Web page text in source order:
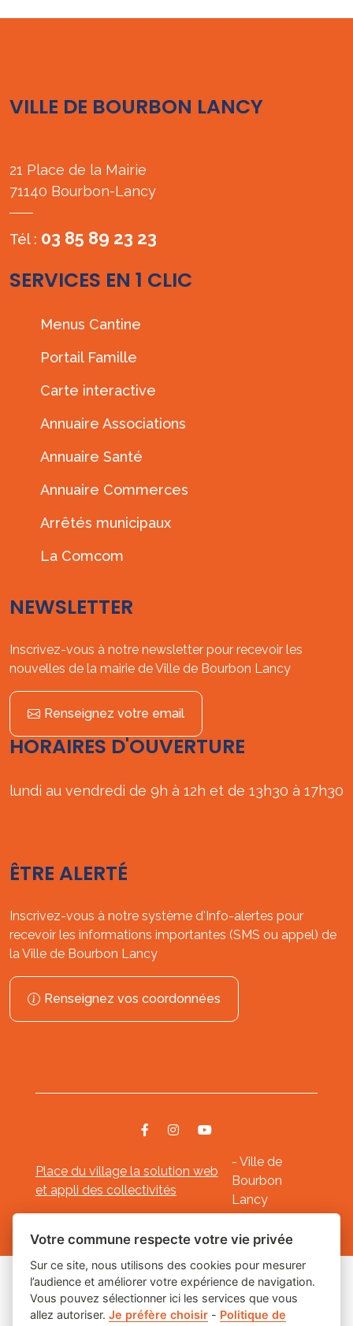
VILLE DE BOURBON LANCY
21 Place de la Mairie
71140 Bourbon-Lancy
Tél : 03 85 89 23 23
SERVICES EN 1 CLIC
Menus Cantine
Portail Famille
Carte interactive
Annuaire Associations
Annuaire Santé
Annuaire Commerces
Arrêtés municipaux
La Comcom
NEWSLETTER
Inscrivez-vous à notre newsletter pour recevoir les
nouvelles de la mairie de Ville de Bourbon Lancy
Renseignez votre email
HORAIRES D'OUVERTURE
lundi au vendredi de 9h à 12h et de 13h30 à 17h30
ÊTRE ALERTÉ
Inscrivez-vous à notre système d'Info-alertes pour
recevoir les informations importantes (SMS ou appel) de
la Ville de Bourbon Lancy
Renseignez vos coordonnées
Place du village la solution web
et appli des collectivités
- Ville de
Bourbon
Lancy
Mentions légales-- Gestion des cookies
Les labels
Votre commune respecte votre vie privée
Sur ce site, nous utilisons des cookies pour mesurer
l’audience et améliorer votre expérience de navigation.
Vous pouvez sélectionner ici les services que vous
allez autoriser.Je préfère choisir - Politique de